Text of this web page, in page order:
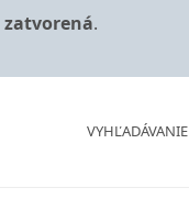
zatvorená.
VYHĽADÁVANIE